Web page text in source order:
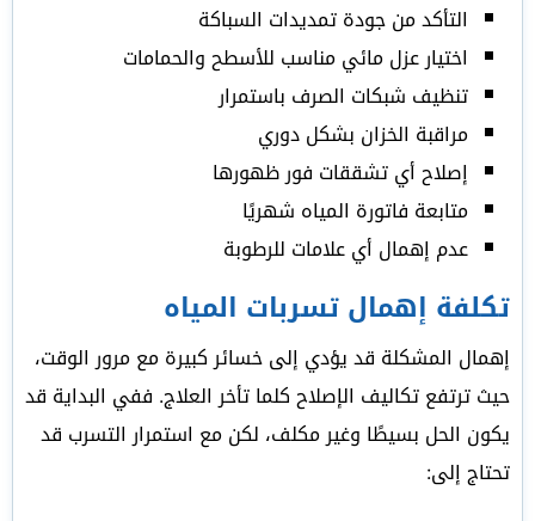
التأكد من جودة تمديدات السباكة
اختيار عزل مائي مناسب للأسطح والحمامات
تنظيف شبكات الصرف باستمرار
مراقبة الخزان بشكل دوري
إصلاح أي تشققات فور ظهورها
متابعة فاتورة المياه شهريًا
عدم إهمال أي علامات للرطوبة
تكلفة إهمال تسربات المياه
إهمال المشكلة قد يؤدي إلى خسائر كبيرة مع مرور الوقت،
حيث ترتفع تكاليف الإصلاح كلما تأخر العلاج. ففي البداية قد
يكون الحل بسيطًا وغير مكلف، لكن مع استمرار التسرب قد
تحتاج إلى: